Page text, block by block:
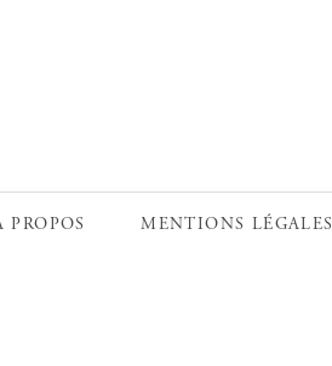
PROPOS MENTIONS LÉGALES